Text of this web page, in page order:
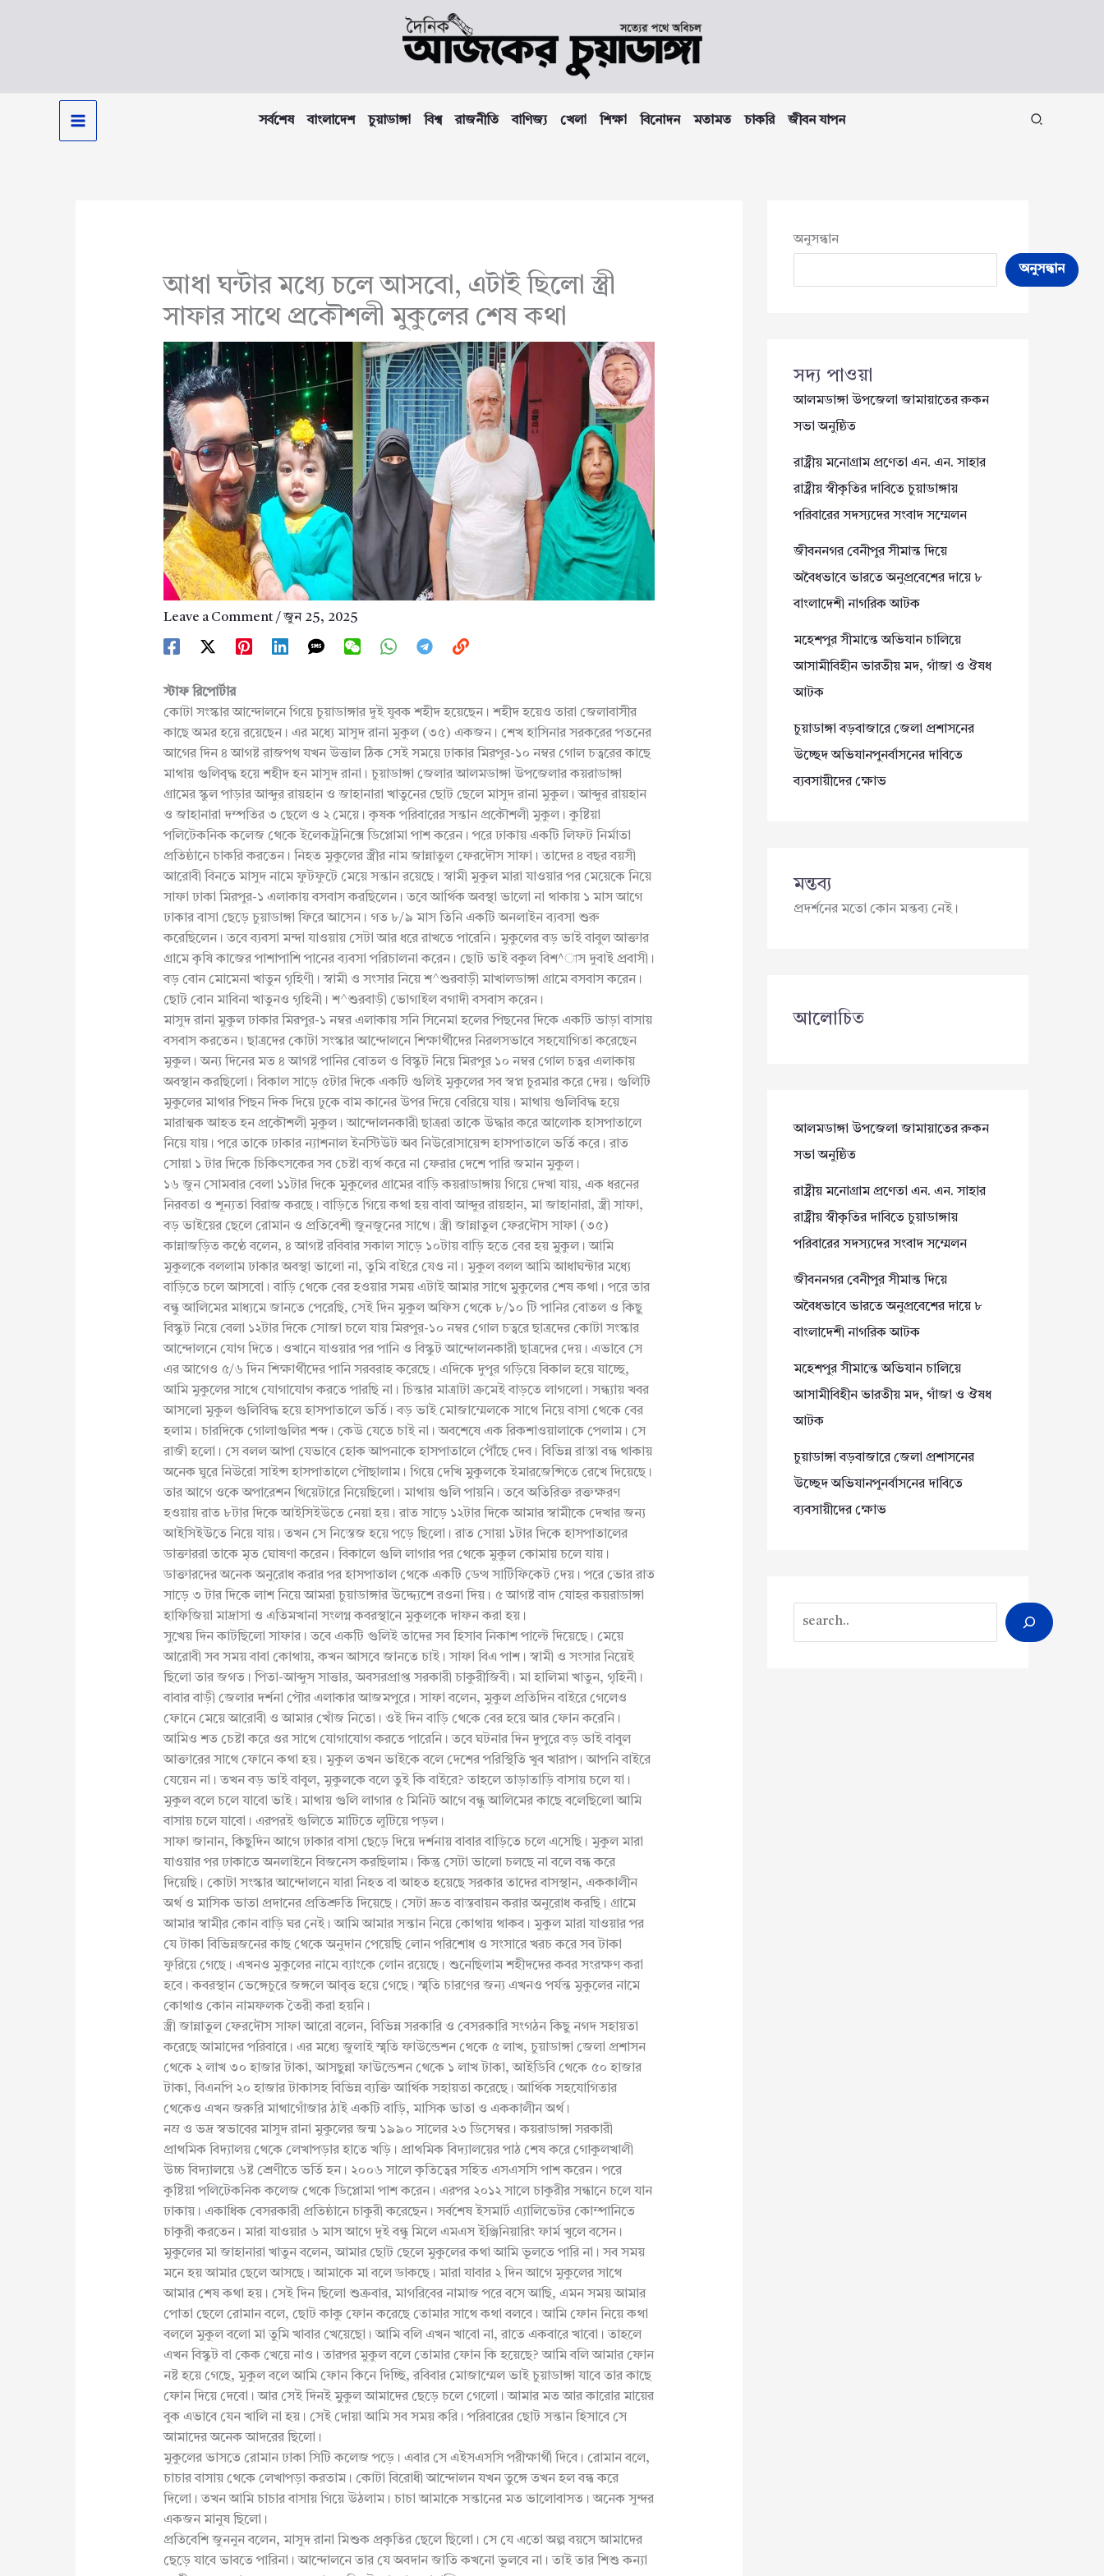
সর্বশেষ বাংলাদেশ চুয়াডাঙ্গা বিশ্ব রাজনীতি বাণিজ্য খেলা শিক্ষা বিনোদন মতামত চাকরি জীবন যাপন
আধা ঘন্টার মধ্যে চলে আসবো, এটাই ছিলো স্ত্রী
সাফার সাথে প্রকৌশলী মুকুলের শেষ কথা
Leave a Comment /জুন 25, 2025
স্টাফ রিপোর্টার
কোটা সংস্কার আন্দোলনে গিয়ে চুয়াডাঙ্গার দুই যুবক শহীদ হয়েছেন। শহীদ হয়েও তারা জেলাবাসীর
কাছে অমর হয়ে রয়েছেন। এর মধ্যে মাসুদ রানা মুকুল (৩৫) একজন। শেখ হাসিনার সরকরের পতনের
আগের দিন ৪ আগষ্ট রাজপথ যখন উত্তাল ঠিক সেই সময়ে ঢাকার মিরপুর-১০ নম্বর গোল চত্বরের কাছে
মাথায় গুলিবৃদ্ধ হয়ে শহীদ হন মাসুদ রানা। চুয়াডাঙ্গা জেলার আলমডাঙ্গা উপজেলার কয়রাডাঙ্গা
গ্রামের স্কুল পাড়ার আব্দুর রায়হান ও জাহানারা খাতুনের ছোট ছেলে মাসুদ রানা মুকুল। আব্দুর রায়হান
ও জাহানারা দম্পতির ৩ ছেলে ও ২ মেয়ে। কৃষক পরিবারের সন্তান প্রকৌশলী মুকুল। কুষ্টিয়া
পলিটেকনিক কলেজ থেকে ইলেকট্রনিক্সে ডিপ্লোমা পাশ করেন। পরে ঢাকায় একটি লিফট নির্মাতা
প্রতিষ্ঠানে চাকরি করতেন। নিহত মুকুলের স্ত্রীর নাম জান্নাতুল ফেরদৌস সাফা। তাদের ৪ বছর বয়সী
আরোবী বিনতে মাসুদ নামে ফুটফুটে মেয়ে সন্তান রয়েছে। স্বামী মুকুল মারা যাওয়ার পর মেয়েকে নিয়ে
সাফা ঢাকা মিরপুর-১ এলাকায় বসবাস করছিলেন। তবে আর্থিক অবস্থা ভালো না থাকায় ১ মাস আগে
ঢাকার বাসা ছেড়ে চুয়াডাঙ্গা ফিরে আসেন। গত ৮/৯ মাস তিনি একটি অনলাইন ব্যবসা শুরু
করেছিলেন। তবে ব্যবসা মন্দা যাওয়ায় সেটা আর ধরে রাখতে পারেনি। মুকুলের বড় ভাই বাবুল আক্তার
গ্রামে কৃষি কাজের পাশাপাশি পানের ব্যবসা পরিচালনা করেন। ছোট ভাই বকুল বিশ^াস দুবাই প্রবাসী।
বড় বোন মোমেনা খাতুন গৃহিণী। স্বামী ও সংসার নিয়ে শ^শুরবাড়ী মাখালডাঙ্গা গ্রামে বসবাস করেন।
ছোট বোন মাবিনা খাতুনও গৃহিনী। শ^শুরবাড়ী ভোগাইল বগাদী বসবাস করেন।
মাসুদ রানা মুকুল ঢাকার মিরপুর-১ নম্বর এলাকায় সনি সিনেমা হলের পিছনের দিকে একটি ভাড়া বাসায়
বসবাস করতেন। ছাত্রদের কোটা সংস্কার আন্দোলনে শিক্ষার্থীদের নিরলসভাবে সহযোগিতা করেছেন
মুকুল। অন্য দিনের মত ৪ আগষ্ট পানির বোতল ও বিস্কুট নিয়ে মিরপুর ১০ নম্বর গোল চত্বর এলাকায়
অবস্থান করছিলো। বিকাল সাড়ে ৫টার দিকে একটি গুলিই মুকুলের সব স্বপ্ন চুরমার করে দেয়। গুলিটি
মুকুলের মাথার পিছন দিক দিয়ে ঢুকে বাম কানের উপর দিয়ে বেরিয়ে যায়। মাথায় গুলিবিদ্ধ হয়ে
মারাত্মক আহত হন প্রকৌশলী মুকুল। আন্দোলনকারী ছাত্ররা তাকে উদ্ধার করে আলোক হাসপাতালে
নিয়ে যায়। পরে তাকে ঢাকার ন্যাশনাল ইনস্টিউট অব নিউরোসায়েন্স হাসপাতালে ভর্তি করে। রাত
সোয়া ১ টার দিকে চিকিৎসকের সব চেষ্টা ব্যর্থ করে না ফেরার দেশে পারি জমান মুকুল।
১৬ জুন সোমবার বেলা ১১টার দিকে মুুকুলের গ্রামের বাড়ি কয়রাডাঙ্গায় গিয়ে দেখা যায়, এক ধরনের
নিরবতা ও শূন্যতা বিরাজ করছে। বাড়িতে গিয়ে কথা হয় বাবা আব্দুর রায়হান, মা জাহানারা, স্ত্রী সাফা,
বড় ভাইয়ের ছেলে রোমান ও প্রতিবেশী জুনজুনের সাথে। স্ত্রী জান্নাতুল ফেরদৌস সাফা (৩৫)
কান্নাজড়িত কণ্ঠে বলেন, ৪ আগষ্ট রবিবার সকাল সাড়ে ১০টায় বাড়ি হতে বের হয় মুুকুল। আমি
মুকুলকে বললাম ঢাকার অবস্থা ভালো না, তুমি বাইরে যেও না। মুকুল বলল আমি আধাঘন্টার মধ্যে
বাড়িতে চলে আসবো। বাড়ি থেকে বের হওয়ার সময় এটাই আমার সাথে মুুকুলের শেষ কথা। পরে তার
বন্ধু আলিমের মাধ্যমে জানতে পেরেছি, সেই দিন মুকুল অফিস থেকে ৮/১০ টি পানির বোতল ও কিছু
বিস্কুট নিয়ে বেলা ১২টার দিকে সোজা চলে যায় মিরপুর-১০ নম্বর গোল চত্বরে ছাত্রদের কোটা সংস্কার
আন্দোলনে যোগ দিতে। ওখানে যাওয়ার পর পানি ও বিস্কুট আন্দোলনকারী ছাত্রদের দেয়। এভাবে সে
এর আগেও ৫/৬ দিন শিক্ষার্থীদের পানি সরবরাহ করেছে। এদিকে দুপুর গড়িয়ে বিকাল হয়ে যাচ্ছে,
আমি মুকুলের সাথে যোগাযোগ করতে পারছি না। চিন্তার মাত্রাটা ক্রমেই বাড়তে লাগলো। সন্ধ্যায় খবর
আসলো মুকুল গুলিবিদ্ধ হয়ে হাসপাতালে ভর্তি। বড় ভাই মোজাম্মেলকে সাথে নিয়ে বাসা থেকে বের
হলাম। চারদিকে গোলাগুলির শব্দ। কেউ যেতে চাই না। অবশেষে এক রিকশাওয়ালাকে পেলাম। সে
রাজী হলো। সে বলল আপা যেভাবে হোক আপনাকে হাসপাতালে পৌঁছে দেব। বিভিন্ন রাস্তা বন্ধ থাকায়
অনেক ঘুরে নিউরো সাইন্স হাসপাতালে পৌছালাম। গিয়ে দেখি মুুকুলকে ইমারজেন্সিতে রেখে দিয়েছে।
তার আগে ওকে অপারেশন থিয়েটারে নিয়েছিলো। মাথায় গুলি পায়নি। তবে অতিরিক্ত রক্তক্ষরণ
হওয়ায় রাত ৮টার দিকে আইসিইউতে নেয়া হয়। রাত সাড়ে ১২টার দিকে আমার স্বামীকে দেখার জন্য
আইসিইউতে নিয়ে যায়। তখন সে নিস্তেজ হয়ে পড়ে ছিলো। রাত সোয়া ১টার দিকে হাসপাতালের
ডাক্তাররা তাকে মৃত ঘোষণা করেন। বিকালে গুলি লাগার পর থেকে মুকুল কোমায় চলে যায়।
ডাক্তারদের অনেক অনুরোধ করার পর হাসপাতাল থেকে একটি ডেত্থ সার্টিফিকেট দেয়। পরে ভোর রাত
সাড়ে ৩ টার দিকে লাশ নিয়ে আমরা চুয়াডাঙ্গার উদ্দ্যেশে রওনা দিয়। ৫ আগষ্ট বাদ যোহর কয়রাডাঙ্গা
হাফিজিয়া মাদ্রাসা ও এতিমখানা সংলগ্ন কবরস্থানে মুকুলকে দাফন করা হয়।
সুখেয় দিন কাটছিলো সাফার। তবে একটি গুলিই তাদের সব হিসাব নিকাশ পাল্টে দিয়েছে। মেয়ে
আরোবী সব সময় বাবা কোথায়, কখন আসবে জানতে চাই। সাফা বিএ পাশ। স্বামী ও সংসার নিয়েই
ছিলো তার জগত। পিতা-আব্দুস সাত্তার, অবসরপ্রাপ্ত সরকারী চাকুরীজিবী। মা হালিমা খাতুন, গৃহিনী।
বাবার বাড়ী জেলার দর্শনা পৌর এলাকার আজমপুরে। সাফা বলেন, মুকুল প্রতিদিন বাইরে গেলেও
ফোনে মেয়ে আরোবী ও আমার খোঁজ নিতো। ওই দিন বাড়ি থেকে বের হয়ে আর ফোন করেনি।
আমিও শত চেষ্টা করে ওর সাথে যোগাযোগ করতে পারেনি। তবে ঘটনার দিন দুপুরে বড় ভাই বাবুল
আক্তারের সাথে ফোনে কথা হয়। মুকুল তখন ভাইকে বলে দেশের পরিস্থিতি খুব খারাপ। আপনি বাইরে
যেয়েন না। তখন বড় ভাই বাবুল, মুকুলকে বলে তুই কি বাইরে? তাহলে তাড়াতাড়ি বাসায় চলে যা।
মুকুল বলে চলে যাবো ভাই। মাথায় গুলি লাগার ৫ মিনিট আগে বন্ধু আলিমের কাছে বলেছিলো আমি
বাসায় চলে যাবো। এরপরই গুলিতে মাটিতে লুটিয়ে পড়ল।
সাফা জানান, কিছুদিন আগে ঢাকার বাসা ছেড়ে দিয়ে দর্শনায় বাবার বাড়িতে চলে এসেছি। মুকুল মারা
যাওয়ার পর ঢাকাতে অনলাইনে বিজনেস করছিলাম। কিন্তু সেটা ভালো চলছে না বলে বন্ধ করে
দিয়েছি। কোটা সংস্কার আন্দোলনে যারা নিহত বা আহত হয়েছে সরকার তাদের বাসস্থান, এককালীন
অর্থ ও মাসিক ভাতা প্রদানের প্রতিশ্রুতি দিয়েছে। সেটা দ্রুত বাস্তবায়ন করার অনুরোধ করছি। গ্রামে
আমার স্বামীর কোন বাড়ি ঘর নেই। আমি আমার সন্তান নিয়ে কোথায় থাকব। মুকুল মারা যাওয়ার পর
যে টাকা বিভিন্নজনের কাছ থেকে অনুদান পেয়েছি লোন পরিশোধ ও সংসারে খরচ করে সব টাকা
ফুরিয়ে গেছে। এখনও মুকুলের নামে ব্যাংকে লোন রয়েছে। শুনেছিলাম শহীদদের কবর সংরক্ষণ করা
হবে। কবরস্থান ভেঙ্গেচুরে জঙ্গলে আবৃত্ত হয়ে গেছে। স্মৃতি চারণের জন্য এখনও পর্যন্ত মুকুলের নামে
কোথাও কোন নামফলক তৈরী করা হয়নি।
স্ত্রী জান্নাতুল ফেরদৌস সাফা আরো বলেন, বিভিন্ন সরকারি ও বেসরকারি সংগঠন কিছু নগদ সহায়তা
করেছে আমাদের পরিবারে। এর মধ্যে জুলাই স্মৃতি ফাউন্ডেশন থেকে ৫ লাখ, চুয়াডাঙ্গা জেলা প্রশাসন
থেকে ২ লাখ ৩০ হাজার টাকা, আসছুন্না ফাউন্ডেশন থেকে ১ লাখ টাকা, আইডিবি থেকে ৫০ হাজার
টাকা, বিএনপি ২০ হাজার টাকাসহ বিভিন্ন ব্যক্তি আর্থিক সহায়তা করেছে। আর্থিক সহযোগিতার
থেকেও এখন জরুরি মাথাগোঁজার ঠাই একটি বাড়ি, মাসিক ভাতা ও এককালীন অর্থ।
নম্র ও ভদ্র স্বভাবের মাসুদ রানা মুকুলের জন্ম ১৯৯০ সালের ২৩ ডিসেম্বর। কয়রাডাঙ্গা সরকারী
প্রাথমিক বিদ্যালয় থেকে লেখাপড়ার হাতে খড়ি। প্রাথমিক বিদ্যালয়ের পাঠ শেষ করে গোকুলখালী
উচ্চ বিদ্যালয়ে ৬ষ্ট শ্রেণীতে ভর্তি হন। ২০০৬ সালে কৃতিত্বের সহিত এসএসসি পাশ করেন। পরে
কুষ্টিয়া পলিটেকনিক কলেজ থেকে ডিপ্লোমা পাশ করেন। এরপর ২০১২ সালে চাকুরীর সন্ধানে চলে যান
ঢাকায়। একাধিক বেসরকারী প্রতিষ্ঠানে চাকুরী করেছেন। সর্বশেষ ইসমার্ট এ্যালিভেটর কোম্পানিতে
চাকুরী করতেন। মারা যাওয়ার ৬ মাস আগে দুই বন্ধু মিলে এমএস ইঞ্জিনিয়ারিং ফার্ম খুলে বসেন।
মুকুলের মা জাহানারা খাতুন বলেন, আমার ছোট ছেলে মুকুলের কথা আমি ভূলতে পারি না। সব সময়
মনে হয় আমার ছেলে আসছে। আমাকে মা বলে ডাকছে। মারা যাবার ২ দিন আগে মুকুলের সাথে
আমার শেষ কথা হয়। সেই দিন ছিলো শুক্রবার, মাগরিবের নামাজ পরে বসে আছি, এমন সময় আমার
পোতা ছেলে রোমান বলে, ছোট কাকু ফোন করেছে তোমার সাথে কথা বলবে। আমি ফোন নিয়ে কথা
বললে মুকুল বলো মা তুমি খাবার খেয়েছো। আমি বলি এখন খাবো না, রাতে একবারে খাবো। তাহলে
এখন বিস্কুট বা কেক খেয়ে নাও। তারপর মুকুল বলে তোমার ফোন কি হয়েছে? আমি বলি আমার ফোন
নষ্ট হয়ে গেছে, মুকুল বলে আমি ফোন কিনে দিচ্ছি, রবিবার মোজাম্মেল ভাই চুয়াডাঙ্গা যাবে তার কাছে
ফোন দিয়ে দেবো। আর সেই দিনই মুুকুল আমাদের ছেড়ে চলে গেলো। আমার মত আর কারোর মায়ের
বুক এভাবে যেন খালি না হয়। সেই দোয়া আমি সব সময় করি। পরিবারের ছোট সন্তান হিসাবে সে
আমাদের অনেক আদরের ছিলো।
মুকুলের ভাসতে রোমান ঢাকা সিটি কলেজ পড়ে। এবার সে এইসএসসি পরীক্ষার্থী দিবে। রোমান বলে,
চাচার বাসায় থেকে লেখাপড়া করতাম। কোটা বিরোধী আন্দোলন যখন তুঙ্গে তখন হল বন্ধ করে
দিলো। তখন আমি চাচার বাসায় গিয়ে উঠলাম। চাচা আমাকে সন্তানের মত ভালোবাসত। অনেক সুন্দর
একজন মানুষ ছিলো।
প্রতিবেশি জুননুন বলেন, মাসুদ রানা মিশুক প্রকৃতির ছেলে ছিলো। সে যে এতো অল্প বয়সে আমাদের
ছেড়ে যাবে ভাবতে পারিনা। আন্দোলনে তার যে অবদান জাতি কখনো ভূলবে না। তাই তার শিশু কন্যা
অনুসন্ধান
অনুসন্ধান
সদ্য পাওয়া
আলমডাঙ্গা উপজেলা জামায়াতের রুকন
সভা অনুষ্ঠিত
রাষ্ট্রীয় মনোগ্রাম প্রণেতা এন. এন. সাহার
রাষ্ট্রীয় স্বীকৃতির দাবিতে চুয়াডাঙ্গায়
পরিবারের সদস্যদের সংবাদ সম্মেলন
জীবননগর বেনীপুর সীমান্ত দিয়ে
অবৈধভাবে ভারতে অনুপ্রবেশের দায়ে ৮
বাংলাদেশী নাগরিক আটক
মহেশপুর সীমান্তে অভিযান চালিয়ে
আসামীবিহীন ভারতীয় মদ, গাঁজা ও ঔষধ
আটক
চুয়াডাঙ্গা বড়বাজারে জেলা প্রশাসনের
উচ্ছেদ অভিযানপুনর্বাসনের দাবিতে
ব্যবসায়ীদের ক্ষোভ
মন্তব্য
প্রদর্শনের মতো কোন মন্তব্য নেই।
আলোচিত
আলমডাঙ্গা উপজেলা জামায়াতের রুকন
সভা অনুষ্ঠিত
রাষ্ট্রীয় মনোগ্রাম প্রণেতা এন. এন. সাহার
রাষ্ট্রীয় স্বীকৃতির দাবিতে চুয়াডাঙ্গায়
পরিবারের সদস্যদের সংবাদ সম্মেলন
জীবননগর বেনীপুর সীমান্ত দিয়ে
অবৈধভাবে ভারতে অনুপ্রবেশের দায়ে ৮
বাংলাদেশী নাগরিক আটক
মহেশপুর সীমান্তে অভিযান চালিয়ে
আসামীবিহীন ভারতীয় মদ, গাঁজা ও ঔষধ
আটক
চুয়াডাঙ্গা বড়বাজারে জেলা প্রশাসনের
উচ্ছেদ অভিযানপুনর্বাসনের দাবিতে
ব্যবসায়ীদের ক্ষোভ